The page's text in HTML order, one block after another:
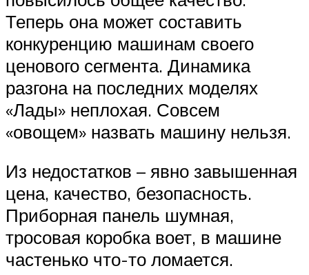
Теперь она может составить
конкуренцию машинам своего
ценового сегмента. Динамика
разгона на последних моделях
«Лады» неплохая. Совсем
«овощем» назвать машину нельзя.
Из недостатков – явно завышенная
цена, качество, безопасность.
Приборная панель шумная,
тросовая коробка воет, в машине
частенько что-то ломается.